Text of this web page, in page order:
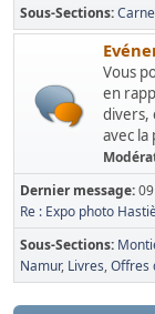
Sous-Sections
Vous
en
divers,
avec
Dernier message:
Re : Expo photo
Sous-Sections
Namur Livres Offres